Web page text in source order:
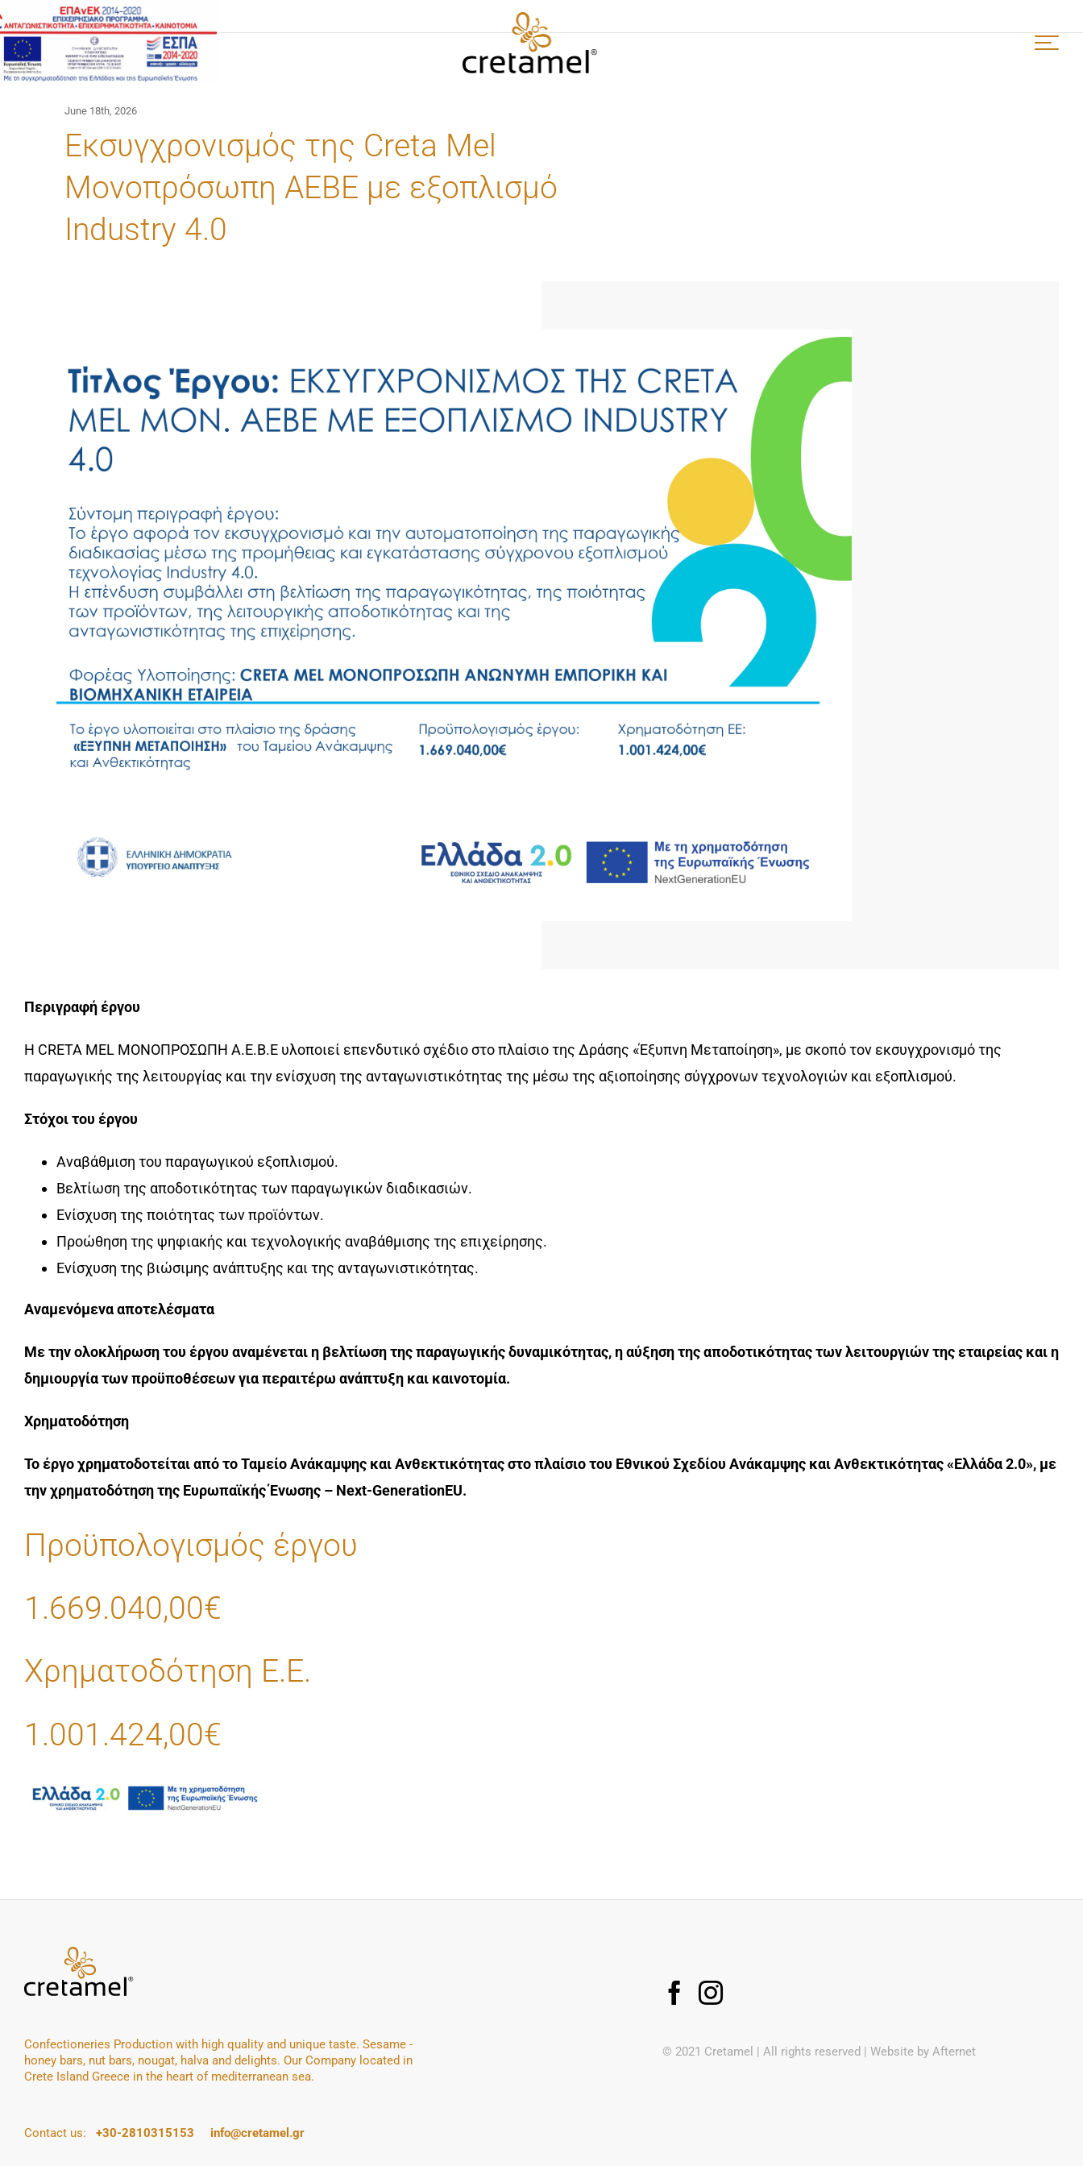
Skip
to
content
Εκσυγχρονισμός της Creta Mel
Μονοπρόσωπη ΑΕΒΕ με εξοπλισμό
Industry 4.0
June 18th, 2026
Περιγραφή έργου
Η CRETA MEL ΜΟΝΟΠΡΟΣΩΠΗ Α.Ε.Β.Ε υλοποιεί επενδυτικό σχέδιο στο πλαίσιο της Δράσης «Έξυπνη Μεταποίηση», με σκοπό τον εκσυγχρονισμό της
παραγωγικής της λειτουργίας και την ενίσχυση της ανταγωνιστικότητας της μέσω της αξιοποίησης σύγχρονων τεχνολογιών και εξοπλισμού.
Στόχοι του έργου
Αναβάθμιση του παραγωγικού εξοπλισμού.
Βελτίωση της αποδοτικότητας των παραγωγικών διαδικασιών.
Ενίσχυση της ποιότητας των προϊόντων.
Προώθηση της ψηφιακής και τεχνολογικής αναβάθμισης της επιχείρησης.
Ενίσχυση της βιώσιμης ανάπτυξης και της ανταγωνιστικότητας.
Αναμενόμενα αποτελέσματα
Με την ολοκλήρωση του έργου αναμένεται η βελτίωση της παραγωγικής δυναμικότητας, η αύξηση της αποδοτικότητας των λειτουργιών της εταιρείας και η
δημιουργία των προϋποθέσεων για περαιτέρω ανάπτυξη και καινοτομία.
Χρηματοδότηση
Το έργο χρηματοδοτείται από το Ταμείο Ανάκαμψης και Ανθεκτικότητας στο πλαίσιο του Εθνικού Σχεδίου Ανάκαμψης και Ανθεκτικότητας «Ελλάδα 2.0», με
την χρηματοδότηση της Ευρωπαϊκής Ένωσης – Next-GenerationEU.
Προϋπολογισμός έργου
1.669.040,00€
Χρηματοδότηση Ε.Ε.
1.001.424,00€
Confectioneries Production with high quality and unique taste. Sesame -
honey bars, nut bars, nougat, halva and delights. Our Company located in
Crete Island Greece in the heart of mediterranean sea.
Contact us: +30-2810315153 info@cretamel.gr
© 2021 Cretamel | All rights reserved | Website by Afternet